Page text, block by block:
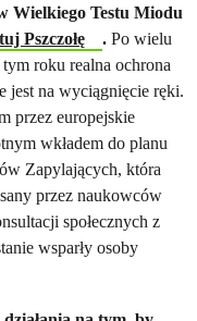
Wielkiego Testu Miodu
Pszczołę . Po wielu
roku realna ochrona
jest na wyciągnięcie ręki.
przez europejskie
wkładem do planu
Zapylających, która
przez naukowców
społecznych z
wsparły osoby